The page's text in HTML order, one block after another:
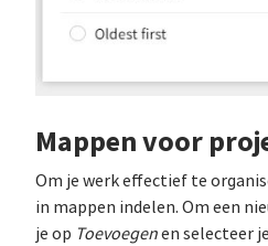
Mappen voor
Om je werk effectief te
in mappen indelen. Om een
je op Toevoegenen selecteer je